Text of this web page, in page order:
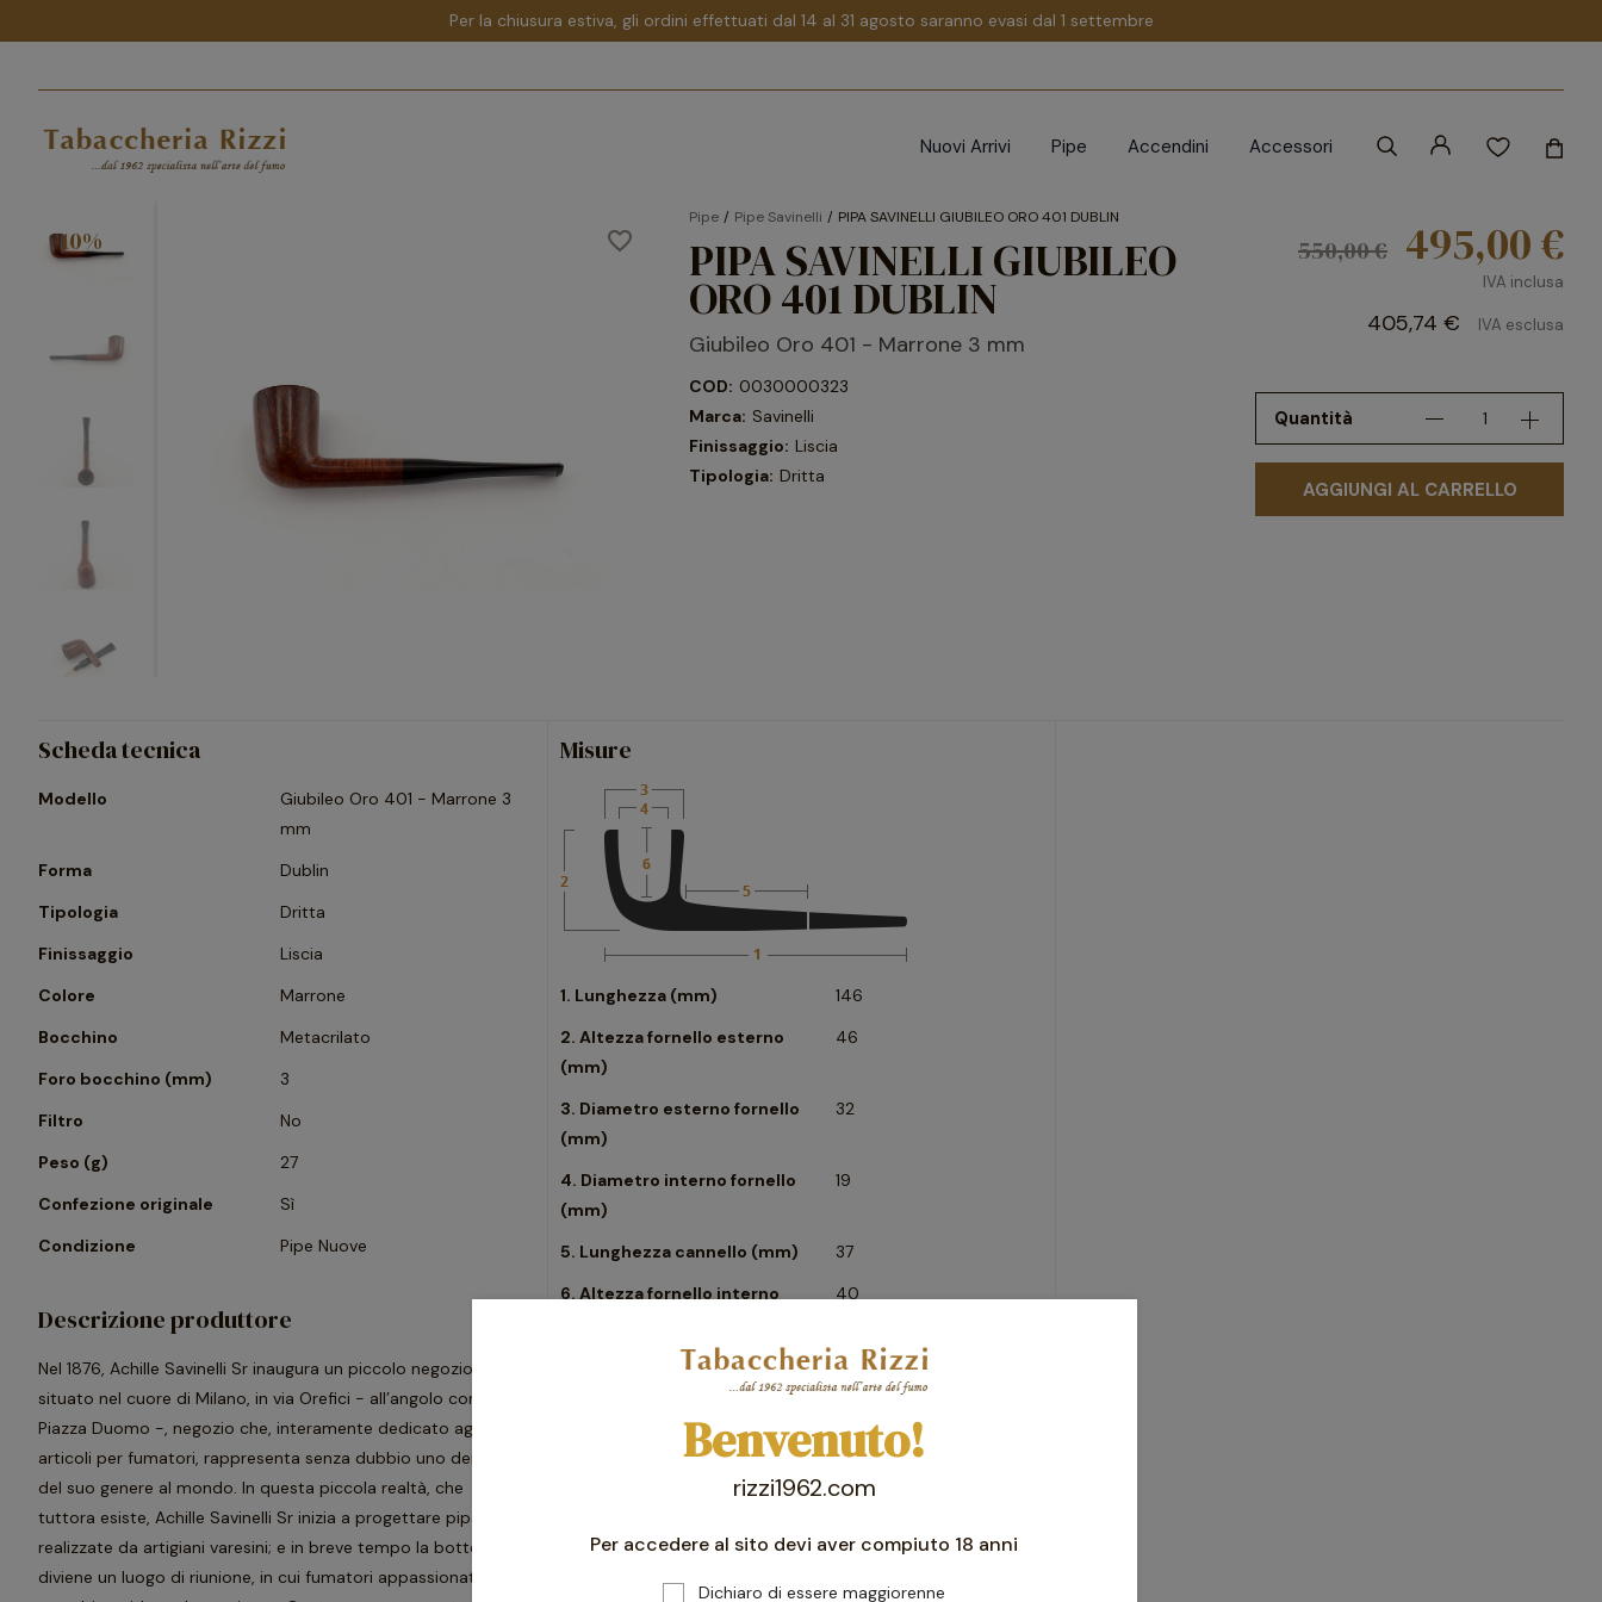
Per la chiusura estiva, gli ordini effettuati dal 14 al 31 agosto saranno evasi dal 1 settembre
Nuovi Arrivi Pipe Accendini Accessori
favorite_border
-10%
Pipe Pipe Savinelli PIPA SAVINELLI GIUBILEO ORO 401 DUBLIN
PIPA SAVINELLI GIUBILEO
ORO 401 DUBLIN
Giubileo Oro 401 - Marrone 3 mm
COD: 0030000323
Marca: Savinelli
Finissaggio: Liscia
Tipologia: Dritta
550,00 € 495,00 €
IVA inclusa
405,74 € IVA esclusa
Quantità
AGGIUNGI AL CARRELLO
Scheda tecnica
Modello
Giubileo Oro 401 - Marrone 3
mm
Forma
Dublin
Tipologia
Dritta
Finissaggio
Liscia
Colore
Marrone
Bocchino
Metacrilato
Foro bocchino (mm)
3
Filtro
No
Peso (g)
27
Confezione originale
Sì
Condizione
Pipe Nuove
Descrizione produttore
Nel 1876, Achille Savinelli Sr inaugura un piccolo negozio
situato nel cuore di Milano, in via Orefici - all’angolo con
Piazza Duomo -, negozio che, interamente dedicato agli
articoli per fumatori, rappresenta senza dubbio uno dei primi
del suo genere al mondo. In questa piccola realtà, che
tuttora esiste, Achille Savinelli Sr inizia a progettare pipe, poi
realizzate da artigiani varesini; e in breve tempo la bottega
diviene un luogo di riunione, in cui fumatori appassionati si
Misure
1. Lunghezza (mm)
146
2. Altezza fornello esterno
(mm)
46
3. Diametro esterno fornello
(mm)
32
4. Diametro interno fornello
(mm)
19
5. Lunghezza cannello (mm)
37
6. Altezza fornello interno
40
Benvenuto!
rizzi1962.com
Per accedere al sito devi aver compiuto 18 anni
Dichiaro di essere maggiorenne